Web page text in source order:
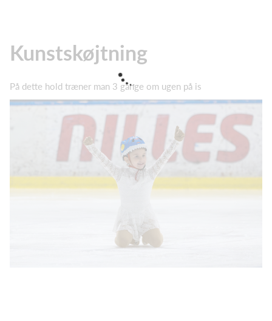
Kunstskøjtning
På dette hold træner man 3 gange om ugen på is